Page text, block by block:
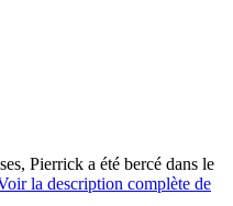
Pierrick a été bercé dans le
la description complète de